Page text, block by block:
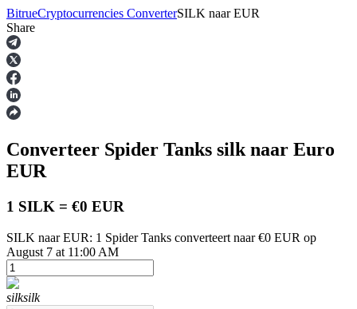
Termijncontracten
USDT-futures
BitrueCryptocurrencies ConverterSILK naar EUR
Share
Converteer Spider Tanks silk naar Euro
EUR
1 SILK = €0 EUR
SILK naar EUR: 1 Spider Tanks converteert naar €0 EUR op
August 7 at 11:00 AM
silksilk